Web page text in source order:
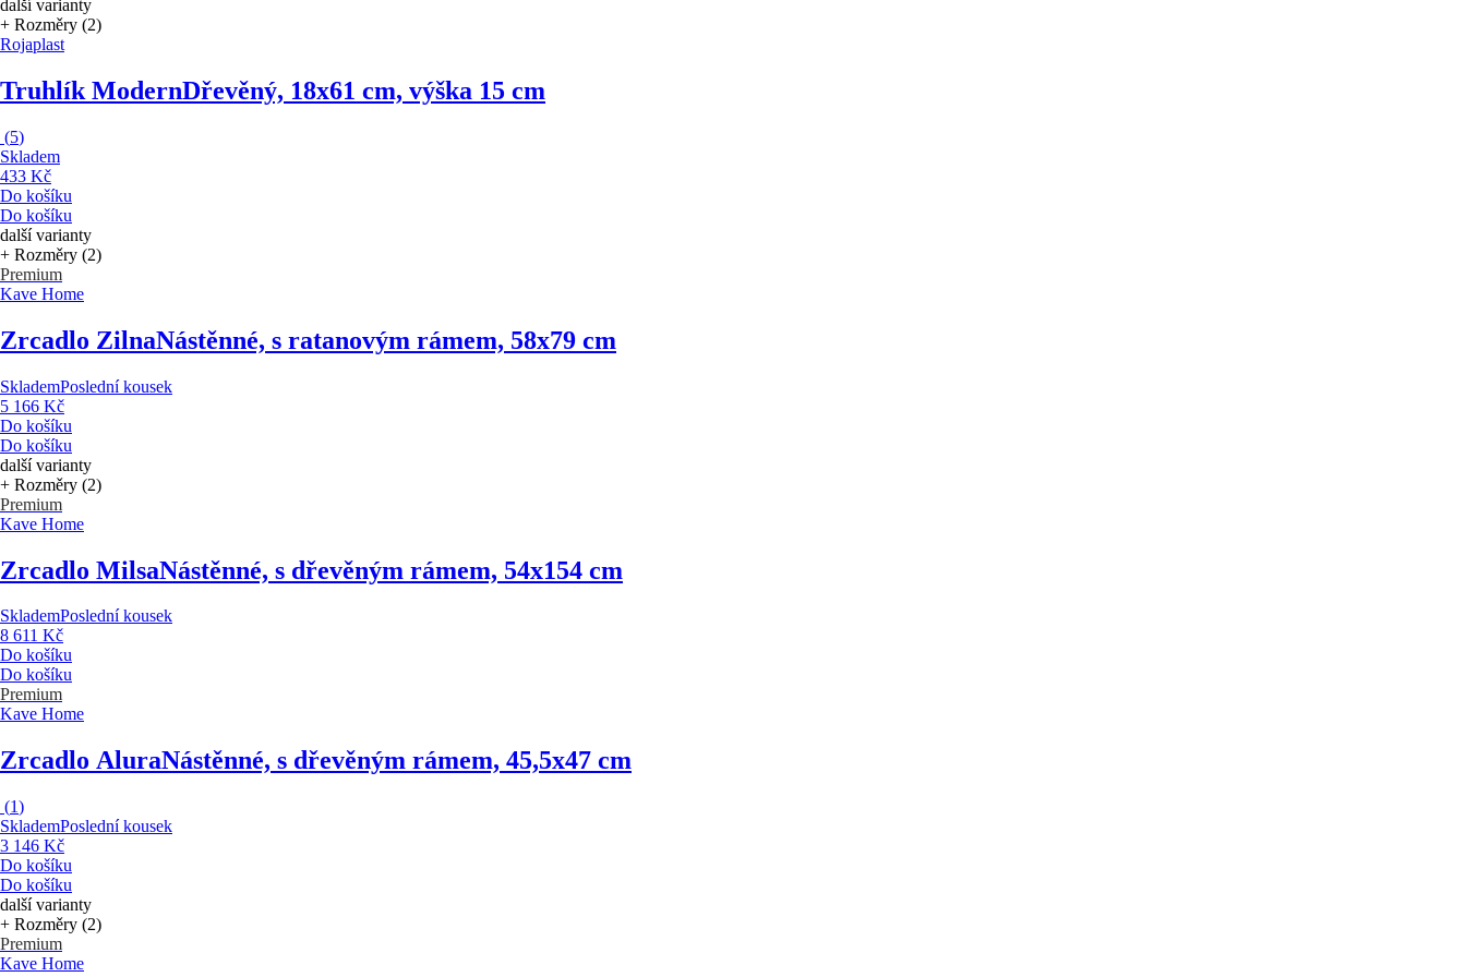
další varianty
+ Rozměry (2)
Rojaplast
Truhlík ModernDřevěný, 18x61 cm, výška 15 cm
(5)
Skladem
433 Kč
Do košíku
Do košíku
další varianty
+ Rozměry (2)
Premium
Kave Home
Zrcadlo ZilnaNástěnné, s ratanovým rámem, 58x79 cm
SklademPoslední kousek
5 166 Kč
Do košíku
Do košíku
další varianty
+ Rozměry (2)
Premium
Kave Home
Zrcadlo MilsaNástěnné, s dřevěným rámem, 54x154 cm
SklademPoslední kousek
8 611 Kč
Do košíku
Do košíku
Premium
Kave Home
Zrcadlo AluraNástěnné, s dřevěným rámem, 45,5x47 cm
(1)
SklademPoslední kousek
3 146 Kč
Do košíku
Do košíku
další varianty
+ Rozměry (2)
Premium
Kave Home